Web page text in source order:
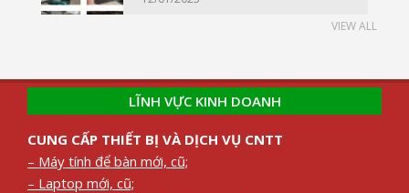
VIEW ALL
LĨNH VỰC KINH DOANH
CUNG CẤP THIẾT BỊ VÀ DỊCH VỤ CNTT
– Máy tính để bàn mới, cũ;
– Laptop mới, cũ;